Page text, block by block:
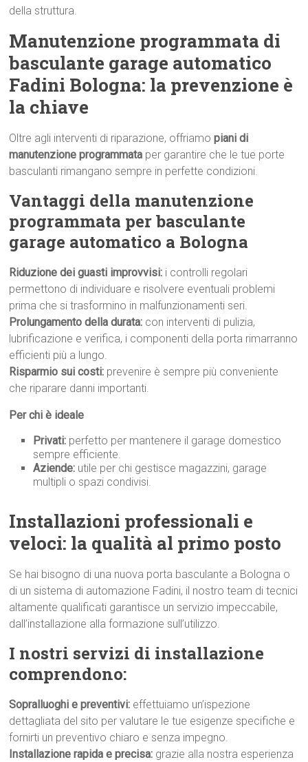
della struttura.
Manutenzione programmata di
basculante garage automatico
Fadini Bologna: la prevenzione è
la chiave
Oltre agli interventi di riparazione, offriamopiani di
manutenzione programmata per garantire che le tue porte
basculanti rimangano sempre in perfette condizioni.
Vantaggi della manutenzione
programmata per basculante
garage automatico a Bologna
Riduzione dei guasti improvvisi: i controlli regolari
permettono di individuare e risolvere eventuali problemi
prima che si trasformino in malfunzionamenti seri.
Prolungamento della durata: con interventi di pulizia,
lubrificazione e verifica, i componenti della porta rimarranno
efficienti più a lungo.
Risparmio sui costi: prevenire è sempre più conveniente
che riparare danni importanti.
Per chi è ideale
Privati: perfetto per mantenere il garage domestico
sempre efficiente.
Aziende: utile per chi gestisce magazzini, garage
multipli o spazi condivisi.
Installazioni professionali e
veloci: la qualità al primo posto
Se hai bisogno di una nuova porta basculante a Bologna o
di un sistema di automazione Fadini, il nostro team di tecnici
altamente qualificati garantisce un servizio impeccabile,
dall’installazione alla formazione sull’utilizzo.
I nostri servizi di installazione
comprendono:
Sopralluoghi e preventivi: effettuiamo un’ispezione
dettagliata del sito per valutare le tue esigenze specifiche e
fornirti un preventivo chiaro e senza impegno.
Installazione rapida e precisa: grazie alla nostra esperienza